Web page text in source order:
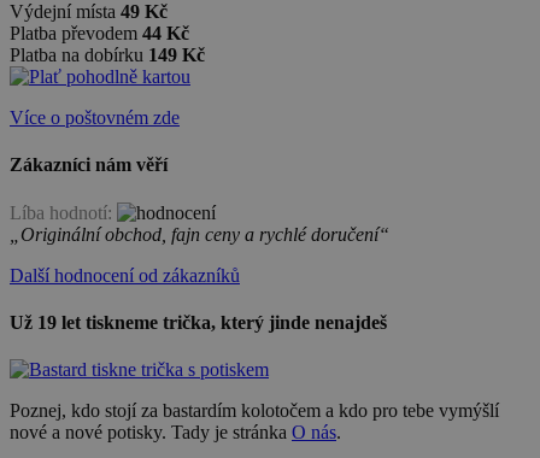
Výdejní místa 49 Kč
Platba převodem 44 Kč
Platba na dobírku 149 Kč
Více o poštovném zde
Zákazníci nám věří
Líba hodnotí:
„Originální obchod, fajn ceny a rychlé doručení“
Další hodnocení od zákazníků
Už 19 let tiskneme trička, který jinde nenajdeš
Poznej, kdo stojí za bastardím kolotočem a kdo pro tebe vymýšlí
nové a nové potisky. Tady je stránka O nás.